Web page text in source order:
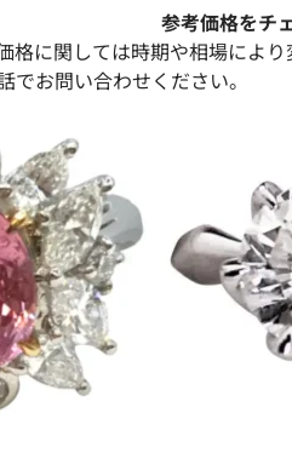
参考価格をチ
格に関しては時期や相場によ
でお問い合わせください。